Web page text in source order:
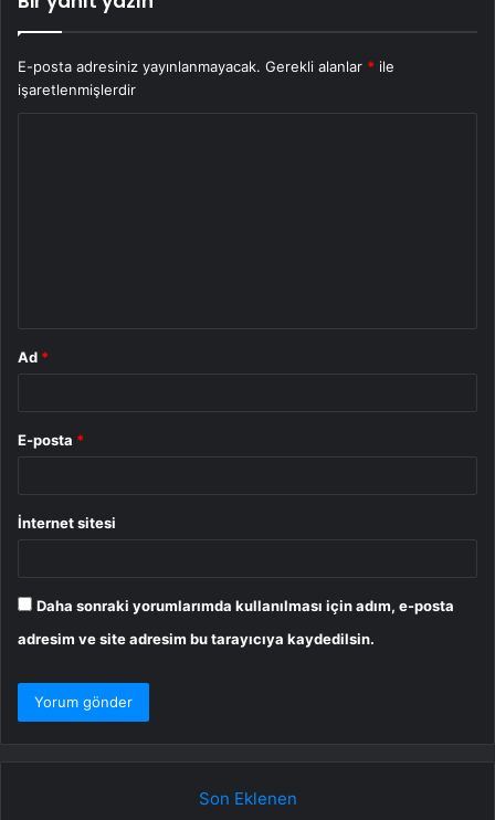
E-posta adresiniz yayınlanmayacak. Gerekli alanlar * ile
işaretlenmişlerdir
Ad *
E-posta *
İnternet sitesi
Daha sonraki yorumlarımda kullanılması için adım, e-posta
adresim ve site adresim bu tarayıcıya kaydedilsin.
Son Eklenen